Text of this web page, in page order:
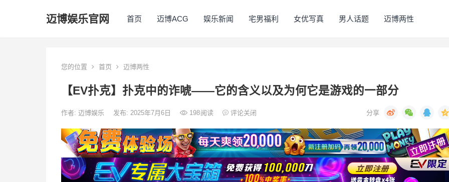
迈博娱乐官网 首页 迈博ACG 娱乐新闻 宅男福利 女优写真 男人话题 迈博两性
您的位置 首页 迈博两性
【EV扑克】扑克中的诈唬——它的含义以及为何它是游戏的一部分
作者: 迈博娱乐 发布: 2025年7月6日 198阅读 评论关闭